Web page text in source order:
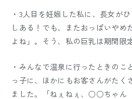
・3人目を妊娠した私に、長女が
しある！でも、またおっぱいやめ
よね」。そう、私の巨乳は期間限
・みんなで温泉に行ったときのこ
っ子に、ほかにもお客さんがたく
ました。「ねぇねぇ、○○ちゃん